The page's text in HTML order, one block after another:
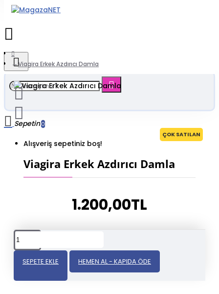
Sepetim0
Alışveriş sepetiniz boş!
Viagira Erkek Azdırıcı Damla
ÇOK SATILAN
Viagira Erkek Azdırıcı Damla
1.200,00TL
SEPETE EKLE HEMEN AL - KAPIDA ÖDE